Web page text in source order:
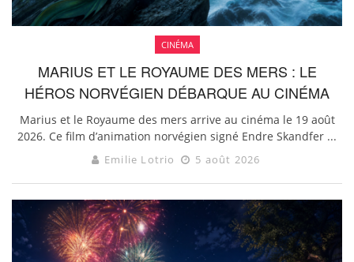
CINÉMA
MARIUS ET LE ROYAUME DES MERS : LE
HÉROS NORVÉGIEN DÉBARQUE AU CINÉMA
Marius et le Royaume des mers arrive au cinéma le 19 août
2026. Ce film d’animation norvégien signé Endre Skandfer ...
Emilie Lotrio 5 août 2026